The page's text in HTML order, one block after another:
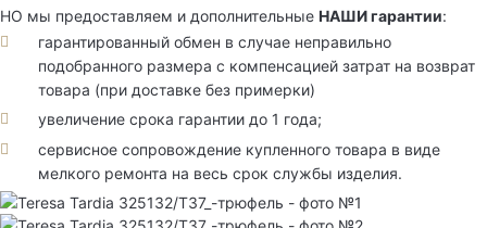
НО мы предоставляем и дополнительные НАШИ гарантии:
гарантированный обмен в случае неправильно
подобранного размера с компенсацией затрат на возврат
товара (при доставке без примерки)
увеличение срока гарантии до 1 года;
сервисное сопровождение купленного товара в виде
мелкого ремонта на весь срок службы изделия.